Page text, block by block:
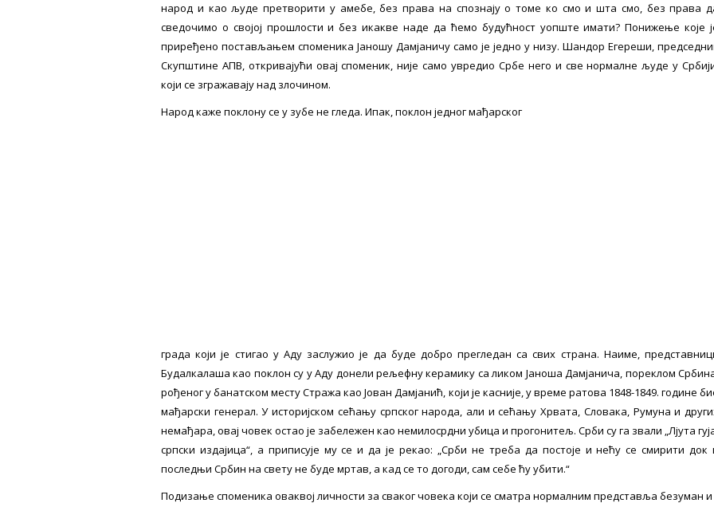
народ и као људе претворити у амебе, без права на спознају о томе ко смо и шта смо, без права
сведочимо о својој прошлости и без икакве наде да ћемо будућност уопште имати? Понижење које
приређено постављањем споменика Јаношу Дамјаничу само је једно у низу. Шандор Егереши,
Скупштине АПВ, откривајући овај споменик, није само увредио Србе него и све нормалне људе у
који се згражавају над злочином.
Народ каже поклону се у зубе не гледа. Ипак, поклон једног мађарског
града који је стигао у Аду заслужио је да буде добро прегледан са свих страна. Наиме,
Будалкалаша као поклон су у Аду донели рељефну керамику са ликом Јаноша Дамјанича, пореклом
рођеног у банатском месту Стража као Јован Дамјанић, који је касније, у време ратова 1848-1849. године
мађарски генерал. У историјском сећању српског народа, али и сећању Хрвата, Словака, Румуна и
немађара, овај човек остао је забележен као немилосрдни убица и прогонитељ. Срби су га звали „Лјута
српски издајица“, а приписује му се и да је рекао: „Срби не треба да постоје и нећу се смирити док
последњи Србин на свету не буде мртав, а кад се то догоди, сам себе ћу убити.“
Подизање споменика оваквој личности за сваког човека који се сматра нормалним представља безуман и